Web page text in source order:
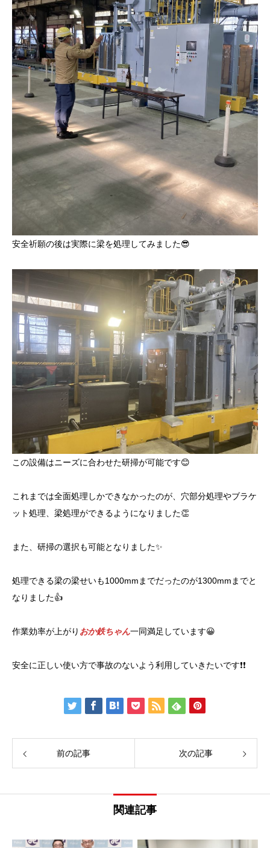
安全祈願の後は実際に梁を処理してみました😎
この設備はニーズに合わせた研掃が可能です😊
これまでは全面処理しかできなかったのが、穴部分処理やブラケ
ット処理、梁処理ができるようになりました👏
また、研掃の選択も可能となりました✨
処理できる梁の梁せいも1000mmまでだったのが1300mmまでと
なりました👍
作業効率が上がり おか鉄ちゃん一同満足しています😀
安全に正しい使い方で事故のないよう利用していきたいです❗❗
前の記事 次の記事
関連記事